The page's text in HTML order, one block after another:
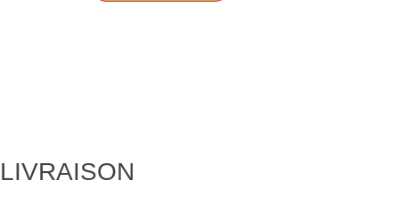
LIVRAISON